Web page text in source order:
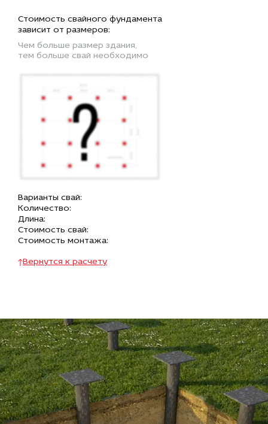
Стоимость свайного фундамента
зависит от размеров:
Чем больше размер здания,
тем больше свай необходимо
Варианты свай:
Количество:
Длина:
Стоимость свай:
Стоимость монтажа:
Вернутся к расчету